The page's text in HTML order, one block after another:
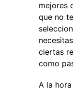
mejores
que no
ciertas
como
A la